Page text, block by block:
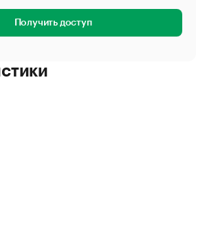
Получить доступ